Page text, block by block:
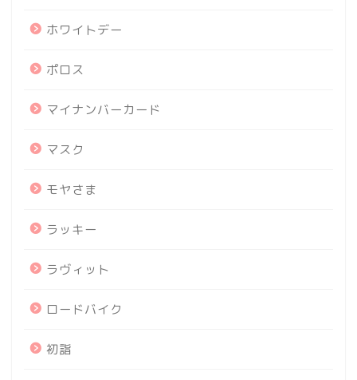
ホワイトデー
ポロス
マイナンバーカード
マスク
モヤさま
ラッキー
ラヴィット
ロードバイク
初詣